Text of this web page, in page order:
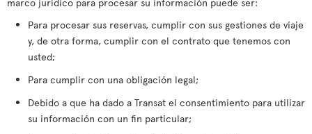
Para procesar sus reservas, cumplir con sus gestiones de viaje
y, de otra forma, cumplir con el contrato que tenemos con
usted;
Para cumplir con una obligación legal;
Debido a que ha dado a Transat el consentimiento para utilizar
su información con un fin particular;